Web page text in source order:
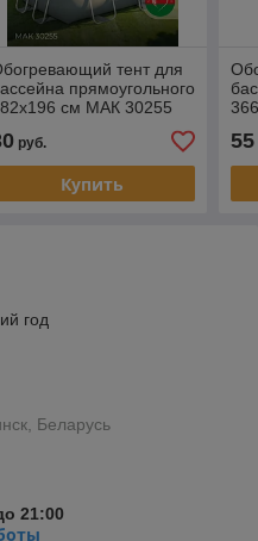
тент для
прямоугольного
см МАК 30255
руб.
Купить
55
год
Беларусь
21:00